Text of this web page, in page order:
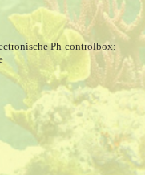
Ph-controlbox: